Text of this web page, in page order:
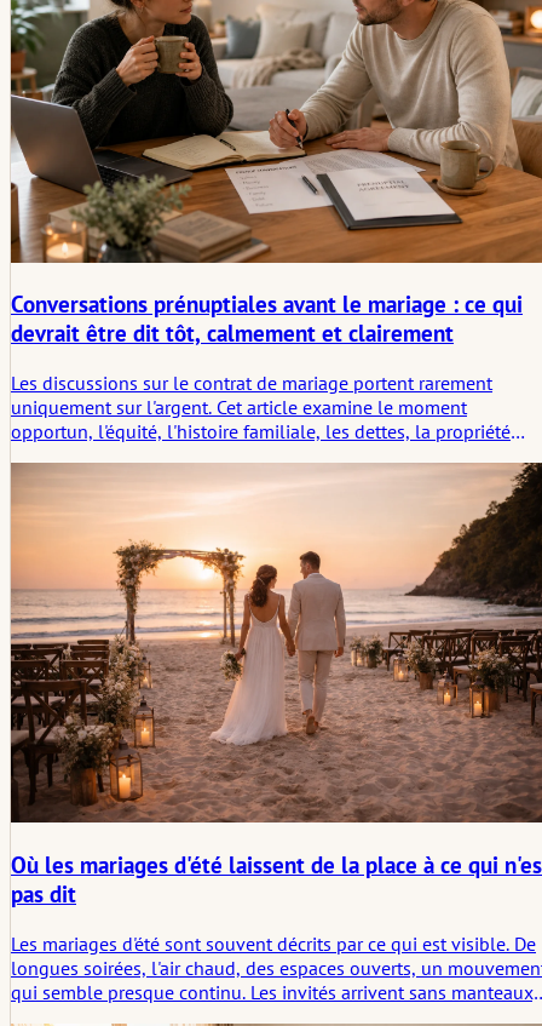
Conversations prénuptiales avant le mariage : ce qui
devrait être dit tôt, calmement et clairement
Les discussions sur le contrat de mariage portent rarement
uniquement sur l'argent. Cet article examine le moment
opportun, l'équité, l'histoire familiale, les dettes, la propriété
préoccupations tacites que les couples devraient nommer avant
que les formalités administratives ne commencent.
Où les mariages d'été laissent de la place à ce qui
pas dit
Les mariages d'été sont souvent décrits par ce qui est visible. De
longues soirées, l'air chaud, des espaces ouverts, un
qui semble presque continu. Les invités arrivent sans manteaux,